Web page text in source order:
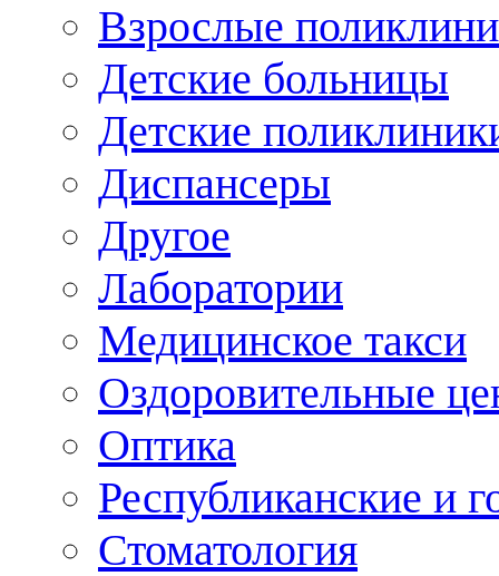
Взрослые
Детские больницы
Детские
Диспансеры
Другое
Лаборатории
Медицинское такси
Оздоровительные
Оптика
Республиканские и
Стоматология